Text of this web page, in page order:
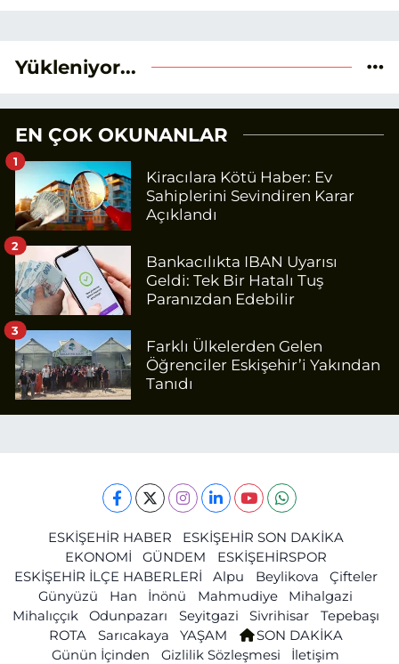
Yükleniyor...
EN ÇOK OKUNANLAR
Kiracılara Kötü Haber: Ev
Sahiplerini Sevindiren Karar
Açıklandı
1
Bankacılıkta IBAN Uyarısı
Geldi: Tek Bir Hatalı Tuş
Paranızdan Edebilir
2
Farklı Ülkelerden Gelen
Öğrenciler Eskişehir’i Yakından
Tanıdı
3
ESKİŞEHİR HABER
ESKİŞEHİR SON DAKİKA
EKONOMİ
GÜNDEM
ESKİŞEHİRSPOR
ESKİŞEHİR İLÇE HABERLERİ
Alpu Beylikova
Çifteler
Günyüzü
Han İnönü Mahmudiye
Mihalgazi
Mihalıççık
Odunpazarı Seyitgazi Sivrihisar
Tepebaşı
ROTA
Sarıcakaya YAŞAM
SON DAKİKA
Günün İçinden
Gizlilik Sözleşmesi
İletişim